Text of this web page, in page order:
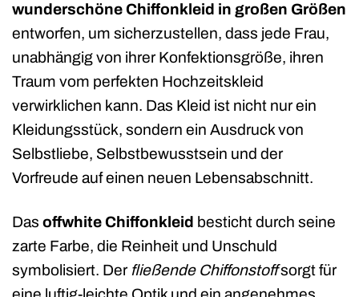
wunderschöne Chiffonkleid in großen Größen
entworfen, um sicherzustellen, dass jede Frau,
unabhängig von ihrer Konfektionsgröße, ihren
Traum vom perfekten Hochzeitskleid
verwirklichen kann. Das Kleid ist nicht nur ein
Kleidungsstück, sondern ein Ausdruck von
Selbstliebe, Selbstbewusstsein und der
Vorfreude auf einen neuen Lebensabschnitt.
Das offwhite Chiffonkleid besticht durch seine
zarte Farbe, die Reinheit und Unschuld
symbolisiert. Der fließende Chiffonstoffsorgt für